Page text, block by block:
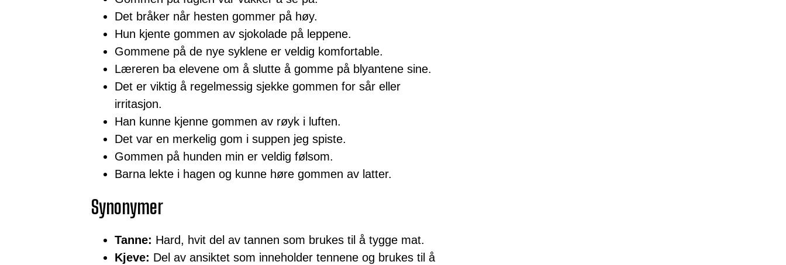
Det bråker når hesten gommer på høy.
Hun kjente gommen av sjokolade på leppene.
Gommene på de nye syklene er veldig komfortable.
Læreren ba elevene om å slutte å gomme på blyantene sine.
Det er viktig å regelmessig sjekke gommen for sår eller
irritasjon.
Han kunne kjenne gommen av røyk i luften.
Det var en merkelig gom i suppen jeg spiste.
Gommen på hunden min er veldig følsom.
Barna lekte i hagen og kunne høre gommen av latter.
Synonymer
Tanne: Hard, hvit del av tannen som brukes til å tygge mat.
Kjeve: Del av ansiktet som inneholder tennene og brukes til å